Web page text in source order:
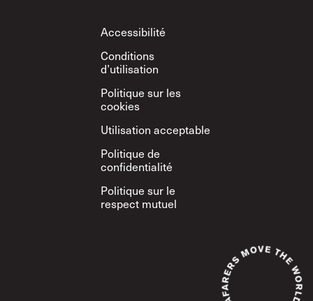
Footer
Accessibilité
Conditions
d’utilisation
Politique sur les
cookies
Utilisation acceptable
Politique de
confidentialité
Politique sur le
respect mutuel